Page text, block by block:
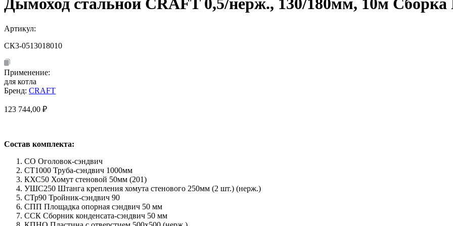
Дымоход стальной CRAFT 0,5/нерж., 130/180мм, 10м
Артикул:
СК3-0513018010
Применение:
для котла
Бренд: CRAFT
123 744,00 ₽
Состав комплекта:
СО Оголовок-сэндвич
СТ1000 Труба-сэндвич 1000мм
КХС50 Хомут стеновой 50мм (201)
УШС250 Штанга крепления хомута стенового 250мм (2 шт.) (нерж.)
СТр90 Тройник-сэндвич 90
СПП Площадка опорная сэндвич 50 мм
ССК Сборник конденсата-сэндвич 50 мм